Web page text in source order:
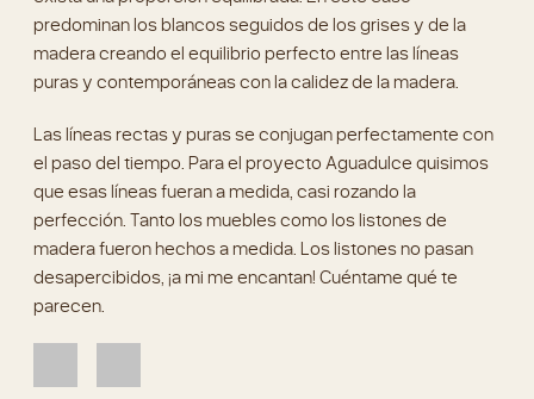
Las líneas rectas y puras se conjugan perfectamente con
el paso del tiempo. Para el proyecto Aguadulce quisimos
que esas líneas fueran a medida, casi rozando la
perfección. Tanto los muebles como los listones de
madera fueron hechos a medida. Los listones no pasan
desapercibidos, ¡a mi me encantan! Cuéntame qué te
parecen.